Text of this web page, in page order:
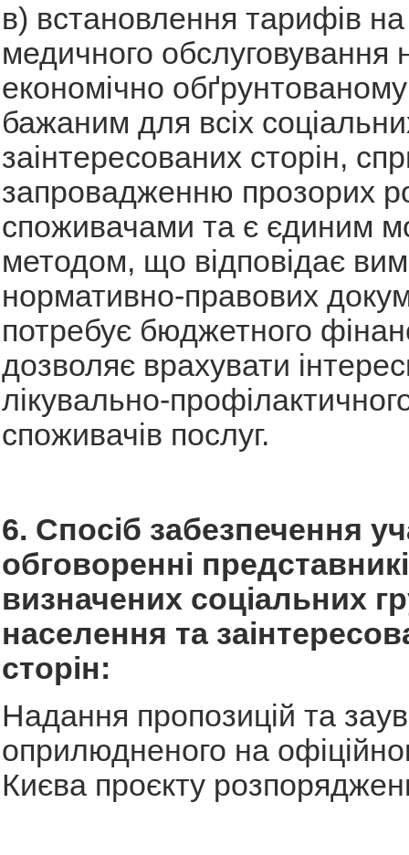
в) встановлення тарифів на
медичного обслуговування
економічно обґрунтованому
бажаним для всіх
заінтересованих сторін,
запровадженню прозорих
споживачами та є єдиним
методом, що відповідає
нормативно-правових
потребує бюджетного
дозволяє врахувати
лікувально-
споживачів послуг.
6. Спосіб забезпечення
обговоренні
визначених соціальних
населення та
сторін:
Надання пропозицій та
оприлюдненого на
Києва проєкту